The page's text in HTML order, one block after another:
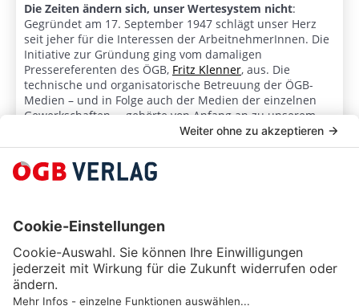
Die Zeiten ändern sich, unser Wertesystem nicht:
Gegründet am 17. September 1947 schlägt unser Herz
seit jeher für die Interessen der ArbeitnehmerInnen. Die
Initiative zur Gründung ging vom damaligen
Pressereferenten des ÖGB, Fritz Klenner, aus. Die
technische und organisatorische Betreuung der ÖGB-
Medien – und in Folge auch der Medien der einzelnen
Gewerkschaften – gehörte von Anfang an zu unserem
DER ÖGB-VERLAG VON 1947-2022
ALLE KONTAKTE